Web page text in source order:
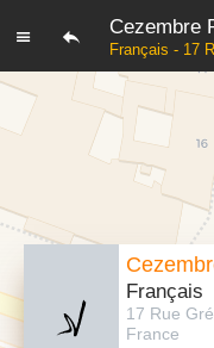
Cezembre
Français - 17
Français
17 Rue
France